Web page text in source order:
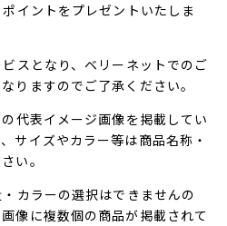
イントをプレゼントいたしま
スとなり、ベリーネットでのご
りますのでご了承ください。
代表イメージ画像を掲載してい
サイズやカラー等は商品名称・
い。
カラーの選択はできませんの
像に複数個の商品が掲載されて